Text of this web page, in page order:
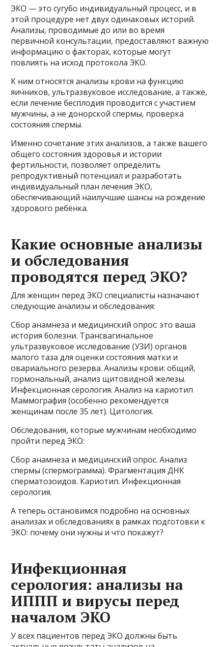
ЭКО — это сугубо индивидуальный процесс, и в
этой процедуре нет двух одинаковых историй.
Анализы, проводимые до или во время
первичной консультации, предоставляют важную
информацию о факторах, которые могут
повлиять на исход протокола ЭКО.
К ним относятся анализы крови на функцию
яичников, ультразвуковое исследование, а также,
если лечение бесплодия проводится с участием
мужчины, а не донорской спермы, проверка
состояния спермы.
Именно сочетание этих анализов, а также вашего
общего состояния здоровья и истории
фертильности, позволяет определить
репродуктивный потенциал и разработать
индивидуальный план лечения ЭКО,
обеспечивающий наилучшие шансы на рождение
здорового ребёнка.
Какие основные анализы
и обследования
проводятся перед ЭКО?
Для женщин перед ЭКО специалисты назначают
следующие анализы и обследования:
Сбор анамнеза и медицинский опрос: это ваша
история болезни. Трансвагинальное
ультразвуковое исследование (УЗИ) органов
малого таза для оценки состояния матки и
овариального резерва. Анализы крови: общий,
гормональный, анализ щитовидной железы.
Инфекционная серология. Анализ на кариотип
Маммография (особенно рекомендуется
женщинам после 35 лет). Цитология.
Обследования, которые мужчинам необходимо
пройти перед ЭКО:
Сбор анамнеза и медицинский опрос. Анализ
спермы (спермограмма). Фрагментация ДНК
сперматозоидов. Кариотип. Инфекционная
серология.
А теперь остановимся подробно на основных
анализах и обследованиях в рамках подготовки к
ЭКО: почему они нужны и что покажут?
Инфекционная
серология: анализы на
ИППП и вирусы перед
началом ЭКО
У всех пациентов перед ЭКО должны быть